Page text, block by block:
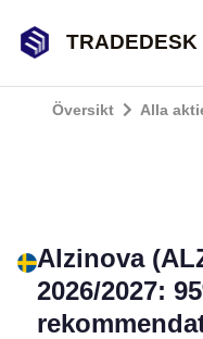
TRADEDESK
Översikt Alla
Alzinova
2026/2027: